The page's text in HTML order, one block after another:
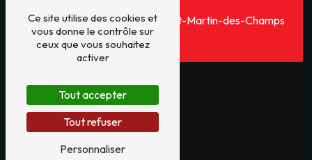
21 Allée St François29600 Saint-Martin-des-Champs
Ce site utilise des cookies et
vous donne le contrôle sur
ceux que vous souhaitez
activer
Tout accepter
Tout refuser
Personnaliser